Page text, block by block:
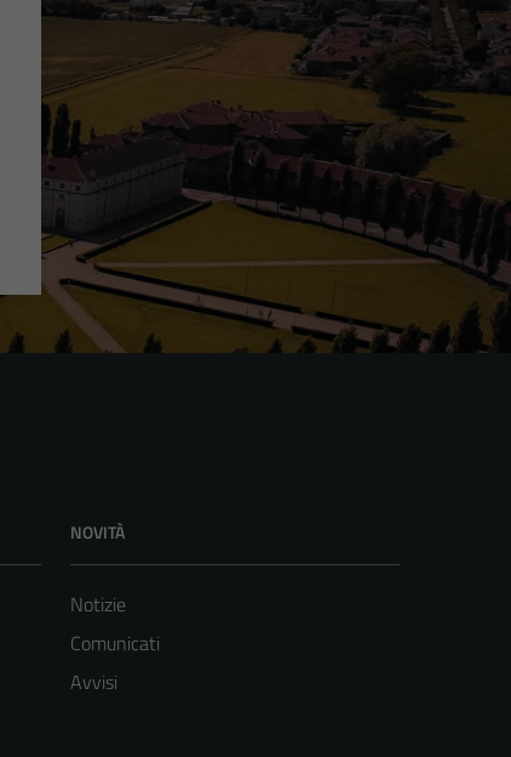
NOVITÀ
Notizie
Comunicati
Avvisi